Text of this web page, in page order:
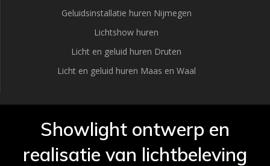
Geluidsinstallatie huren Nijmegen
Lichtshow huren
Licht en geluid huren Druten
Licht en geluid huren Maas en Waal
Showlight ontwerp en
realisatie van lichtbeleving